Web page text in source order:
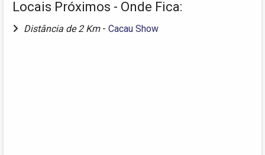
Locais Próximos - Onde Fica:
Distância de 2 Km - Cacau Show